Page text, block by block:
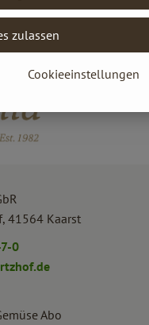
41564 Kaarst
0
Abo
Cookieeinstellungen
zulassen